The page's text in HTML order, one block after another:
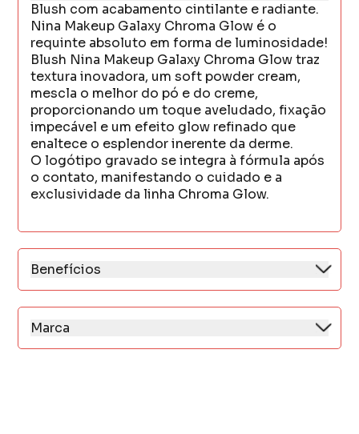
Blush com acabamento cintilante e radiante.
Nina Makeup Galaxy Chroma Glow é o
requinte absoluto em forma de luminosidade!
Blush Nina Makeup Galaxy Chroma Glow traz
textura inovadora, um soft powder cream,
mescla o melhor do pó e do creme,
proporcionando um toque aveludado, fixação
impecável e um efeito glow refinado que
enaltece o esplendor inerente da derme.
O logótipo gravado se integra à fórmula após
o contato, manifestando o cuidado e a
exclusividade da linha Chroma Glow.
Benefícios
O blush é um produto de alta sofisticação
que confere um brilho elegante.
Sua textura soft powder cream combina pó e
creme para um toque aveludado.
Garante fixação impecável e um
Marca
A Nina Makeup foi fundada em 2015 por